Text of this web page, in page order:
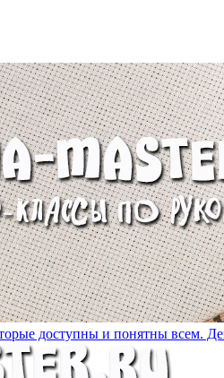
доступны и понятны всем.